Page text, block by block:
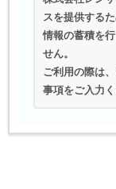
スを提供する
情報の蓄積を
せん。
ご利用の際は
事項をご入力く